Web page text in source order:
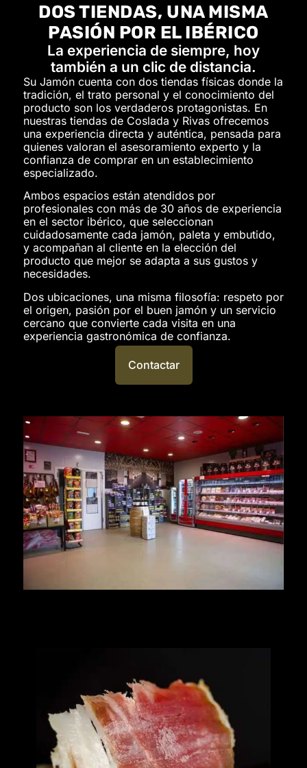
DOS TIENDAS, UNA MISMA
PASIÓN POR EL IBÉRICO
La experiencia de siempre, hoy
también a un clic de distancia.
Su Jamón cuenta con dos tiendas físicas donde la
tradición, el trato personal y el conocimiento del
producto son los verdaderos protagonistas. En
nuestras tiendas de Coslada y Rivas ofrecemos
una experiencia directa y auténtica, pensada para
quienes valoran el asesoramiento experto y la
confianza de comprar en un establecimiento
especializado.
Ambos espacios están atendidos por
profesionales con más de 30 años de experiencia
en el sector ibérico, que seleccionan
cuidadosamente cada jamón, paleta y embutido,
y acompañan al cliente en la elección del
producto que mejor se adapta a sus gustos y
necesidades.
Dos ubicaciones, una misma filosofía: respeto por
el origen, pasión por el buen jamón y un servicio
cercano que convierte cada visita en una
experiencia gastronómica de confianza.
Contactar